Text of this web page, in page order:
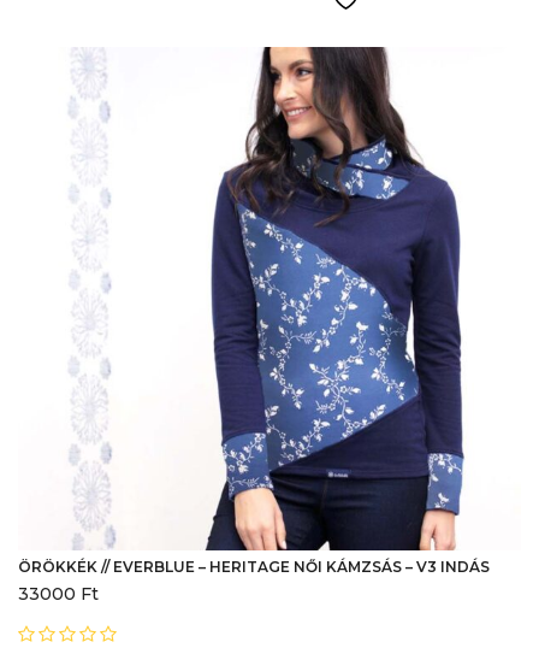
van.
A
változatok
a
termékoldalon
választhatók
ki
ÖRÖKKÉK // EVERBLUE – HERITAGE NŐI KÁMZSÁS – V3 INDÁS
33000 Ft